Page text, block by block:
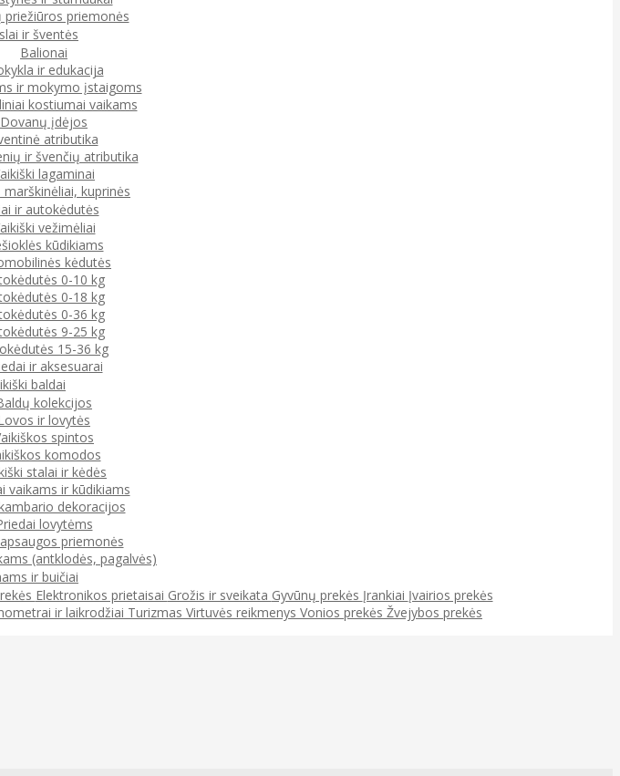
priežiūros priemonės
ir šventės
Balionai
ir edukacija
ir mokymo įstaigoms
kostiumai vaikams
Dovanų įdėjos
atributika
ir švenčių atributika
lagaminai
marškinėliai, kuprinės
ir autokėdutės
vežimėliai
kūdikiams
kėdutės
0-10 kg
0-18 kg
0-36 kg
9-25 kg
15-36 kg
ir aksesuarai
baldai
kolekcijos
ir lovytės
spintos
komodos
stalai ir kėdės
vaikams ir kūdikiams
dekoracijos
lovytėms
priemonės
(antklodės, pagalvės)
ir buičiai
Elektronikos prietaisai Grožis ir sveikata Gyvūnų prekės Įrankiai Įvairios prekės
ir laikrodžiai Turizmas Virtuvės reikmenys Vonios prekės Žvejybos prekės